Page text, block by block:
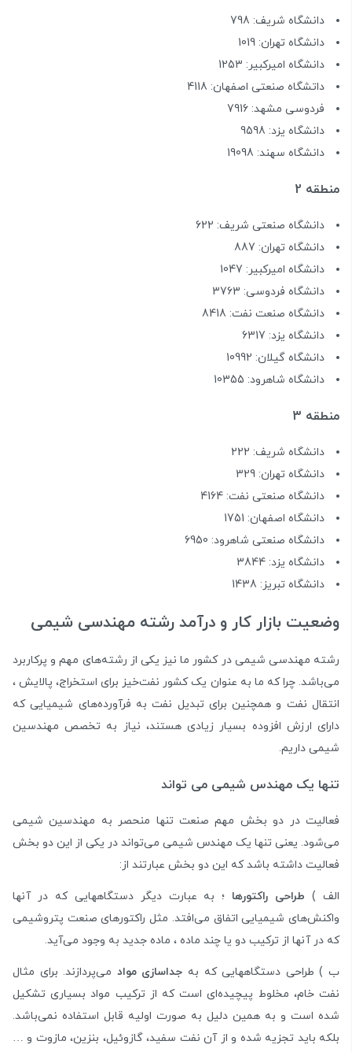
دانشگاه شریف: 798
دانشگاه تهران: 1019
دانشگاه امیرکبیر: 1253
داتشگاه صنعتی اصفهان: 4118
فردوسی مشهد: 7916
دانشگاه یزد: 9598
دانشگاه سهند: 19098
منطقه 2
دانشگاه صنعتی شریف: 622
دانشگاه تهران: 887
دانشگاه امیرکبیر: 1047
دانشگاه فردوسی: 3763
دانشگاه صنعت نفت: 8418
دانشگاه یزد: 6317
دانشگاه گیلان: 10992
دانشگاه شاهرود: 10355
منطقه 3
دانشگاه شریف: 222
دانشگاه تهران: 329
دانشگاه صنعتی نفت: 4164
دانشگاه اصفهان: 1751
دانشگاه صنعتی شاهرود: 6950
دانشگاه یزد: 3844
دانشگاه تبریز: 1438
وضعیت بازار کار و درآمد رشته مهندسی شیمی
رشته مهندسی شیمی در کشور ما نیز یکی از رشته‌های مهم و پرکاربرد
می‌باشد. چرا که ما به عنوان یک کشور نفت‌خیز برای استخراج، پالایش ،
انتقال نفت و همچنین برای تبدیل نفت به فرآورده‌های شیمیایی که
دارای ارزش افزوده بسیار زیادی هستند، نیاز به تخصص مهندسین
شیمی داریم.
تنها یک مهندس شیمی می تواند
فعالیت در دو بخش مهم صنعت تنها منحصر به مهندسین شیمی
می‌شود. یعنی تنها یک مهندس شیمی می‌تواند در یکی از این دو بخش
فعالیت داشته باشد که این دو بخش عبارتند از:
الف ) طراحی راکتورها ؛ به عبارت دیگر دستگاههایی که در آنها
واکنش‌های شیمیایی اتفاق می‌افتد. مثل راکتورهای صنعت پتروشیمی
که در آنها از ترکیب دو یا چند ماده ، ماده جدید به وجود می‌آید.
ب ) طراحی دستگاههایی که به جداسازی مواد می‌پردازند. برای مثال
نفت خام، مخلوط پیچیده‌ای است که از ترکیب مواد بسیاری تشکیل
شده است و به همین دلیل به صورت اولیه قابل استفاده نمی‌باشد.
بلکه باید تجزیه شده و از آن نفت سفید، گازوئیل، بنزین، مازوت و …